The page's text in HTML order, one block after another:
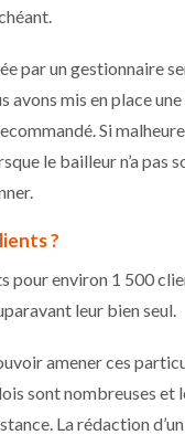
par un gestionnaire
avons mis en place
Si
le bailleur n’a
?
environ 1 500
leur bien seul.
amener ces
sont nombreuses et
La rédaction